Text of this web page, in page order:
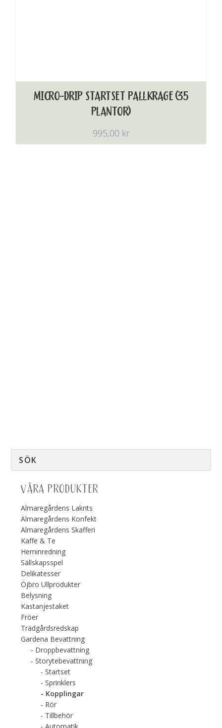
MICRO-DRIP STARTSET PALLKRAGE (35
PLANTOR)
995,00 kr
VÅRA PRODUKTER
Almaregårdens Lakrits
Almaregårdens Konfekt
Almaregårdens Skafferi
Kaffe & Te
Heminredning
Sällskapsspel
Delikatesser
Öjbro Ullprodukter
Belysning
Kastanjestaket
Fröer
Trädgårdsredskap
Gardena Bevattning
Droppbevattning
Storytebevattning
Startset
Sprinklers
Kopplingar
Rör
Tillbehör